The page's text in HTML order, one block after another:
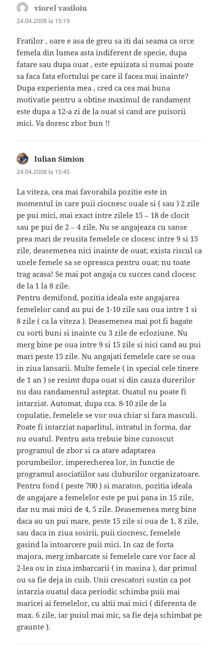
viorel vasiloiu
24.04.2008 la 15:19
Fratilor , oare e asa de greu sa iti dai seama ca orce
femela din lumea asta indiferent de specie, dupa
fatare sau dupa ouat , este epuizata si numai poate
sa faca fata efortului pe care il facea mai inainte?
Dupa experienta mea , cred ca cea mai buna
motivatie pentru a obtine maximul de randament
este dupa a 12-a zi de la ouat si cand are puisorii
mici. Va doresc zbor bun !!
Iulian Simion
24.04.2008 la 15:45
La viteza, cea mai favorabila pozitie este in
momentul in care puii ciocnesc ouale si ( sau ) 2 zile
pe pui mici, mai exact intre zilele 15 – 18 de clocit
sau pe pui de 2 – 4 zile. Nu se angajeaza cu sanse
prea mari de reusita femelele ce clocesc intre 9 si 15
zile, deasemenea nici inainte de ouat; exista riscul ca
unele femele sa se opreasca pentru ouat; nu toate
trag acasa! Se mai pot angaja cu succes cand clocesc
de la 1 la 8 zile.
Pentru demifond, pozitia ideala este angajarea
femelelor cand au pui de 1-10 zile sau oua intre 1 si
8 zile ( ca la viteza ). Deasemenea mai pot fi bagate
cu sorti buni si inainte cu 3 zile de ecloziune. Nu
merg bine pe oua intre 9 si 15 zile si nici cand au pui
mari peste 15 zile. Nu angajati femelele care se oua
in ziua lansarii. Multe femele ( in special cele tinere
de 1 an ) se resimt dupa ouat si din cauza durerilor
nu dau randamentul asteptat. Ouatul nu poate fi
intarziat. Automat, dupa cca. 8-10 zile de la
copulatie, femelele se vor oua chiar si fara masculi.
Poate fi intarziat naparlitul, intratul in forma, dar
nu ouatul. Pentru asta trebuie bine cunoscut
programul de zbor si ca atare adaptarea
porumbeilor, imperecherea lor, in functie de
programul asociatiilor sau cluburilor organizatoare.
Pentru fond ( peste 700 ) si maraton, pozitia ideala
de angajare a femelelor este pe pui pana in 15 zile,
dar nu mai mici de 4, 5 zile. Deasemenea merg bine
daca au un pui mare, peste 15 zile si oua de 1, 8 zile,
sau daca in ziua sosirii, puii ciocnesc, femelele
gasind la intoarcere puii mici. In caz de forta
majora, merg imbarcate si femelele care vor face al
2-lea ou in ziua imbarcarii ( in masina ), dar primul
ou sa fie deja in cuib. Unii crescatori sustin ca pot
intarzia ouatul daca periodic schimba puii mai
maricei ai femelelor, cu altii mai mici ( diferenta de
max. 6 zile, iar puiul mai mic, sa fie deja schimbat pe
graunte ).